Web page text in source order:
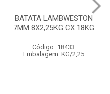
BATATA LAMBWESTON
7MM 8X2,25KG CX 18KG
Código: 18433
Embalagem: KG/2,25